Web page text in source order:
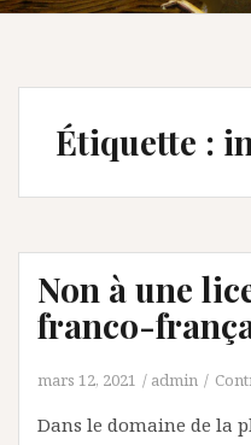
Étiquette :
Non à une
franco-
mars 12, 2021 admin
Dans le domaine de la